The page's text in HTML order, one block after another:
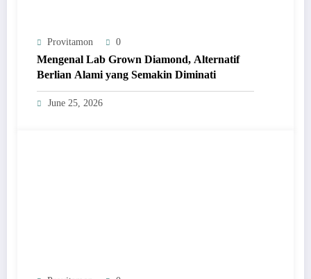
Provitamon 0
Mengenal Lab Grown Diamond, Alternatif
Berlian Alami yang Semakin Diminati
June 25, 2026